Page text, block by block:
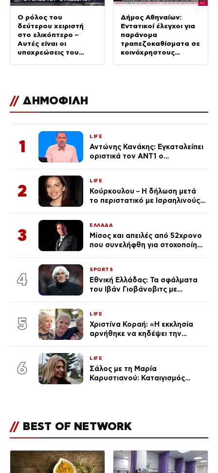
Ο ρόλος του
δεύτερου χειριστή
στο ελικόπτερο –
Αυτές είναι οι
υποχρεώσεις του
Δήμος Αθηναίων:
Εντατικοί έλεγχοι για
παράνομα
τραπεζοκαθίσματα σε
κοινόχρηστους
// ΔΗΜΟΦΙΛΗ
1
LIFE
Αντώνης Κανάκης: Εγκαταλείπει
οριστικά τον ΑΝΤ1 ο
2
LIFE
Κούρκουλου – Η δήλωση μετά
το περιστατικό με Ισραηλινούς:
πλουσιοκόριτσο»
3
ΕΛΛΑΔΑ
Μίσος και απειλές από 52χρονο
που συνελήφθη για στοχοποίηση
στην Ελλάδα
4
SPORTS
Εθνική Ελλάδας: Τα σφάλματα
του Ιβάν Γιοβάνοβιτς με
αποκλεισμό από το Μουντιάλ
5
LIFE
Χριστίνα Κοραή: «Η εκκλησία
αρνήθηκε να κηδέψει την
6
LIFE
Σάλος με τη Μαρία
Καρυστιανού: Καταιγισμός
// BEST OF NETWORK